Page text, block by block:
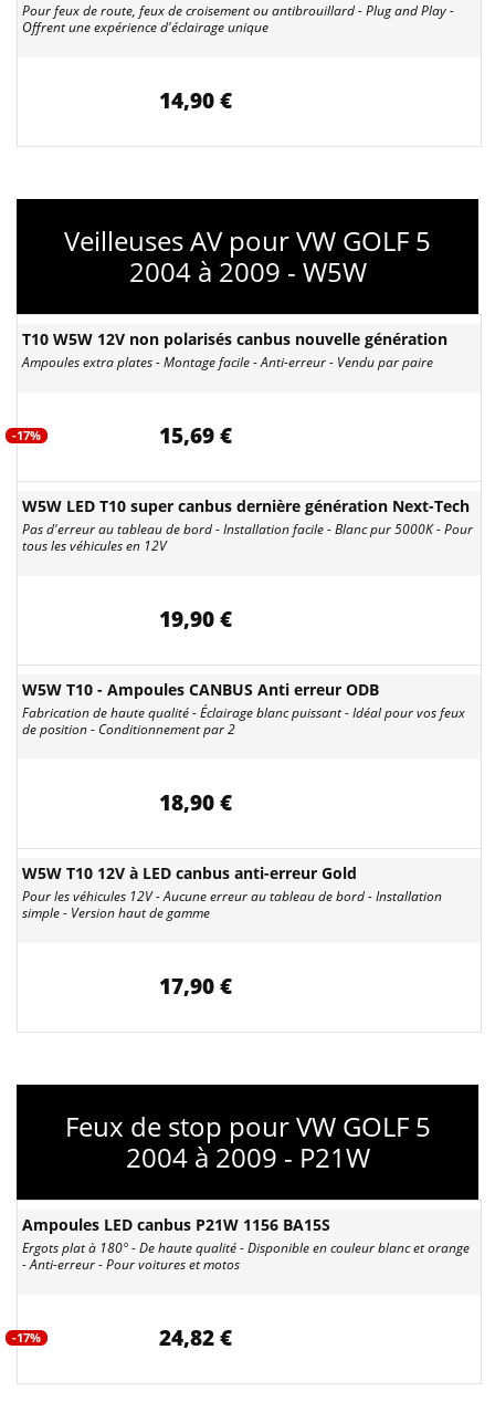
Pour feux de route, feux de croisement ou antibrouillard - Plug and Play -
Offrent une expérience d'éclairage unique
14,90 €
Veilleuses AV pour VW GOLF 5
2004 à 2009 - W5W
T10 W5W 12V non polarisés canbus nouvelle génération
Ampoules extra plates - Montage facile - Anti-erreur - Vendu par paire
-17% 15,69 €
W5W LED T10 super canbus dernière génération Next-Tech
Pas d'erreur au tableau de bord - Installation facile - Blanc pur 5000K - Pour
tous les véhicules en 12V
19,90 €
W5W T10 - Ampoules CANBUS Anti erreur ODB
Fabrication de haute qualité - Éclairage blanc puissant - Idéal pour vos feux
de position - Conditionnement par 2
18,90 €
W5W T10 12V à LED canbus anti-erreur Gold
Pour les véhicules 12V - Aucune erreur au tableau de bord - Installation
simple - Version haut de gamme
17,90 €
Feux de stop pour VW GOLF 5
2004 à 2009 - P21W
Ampoules LED canbus P21W 1156 BA15S
Ergots plat à 180° - De haute qualité - Disponible en couleur blanc et orange
- Anti-erreur - Pour voitures et motos
-17% 24,82 €